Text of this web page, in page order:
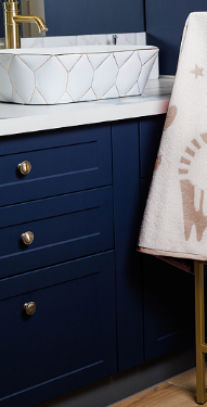
Готовые решения
Распродажа